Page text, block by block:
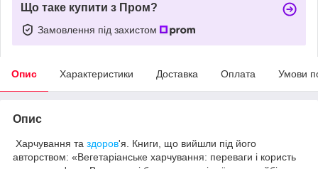
Що таке купити з Пром?
Замовлення під захистом
Опис Характеристики Доставка Оплата Умови
Опис
Харчування та здоров'я. Книги, що вийшли під його
авторством: «Вегетаріанське харчування: переваги і користь